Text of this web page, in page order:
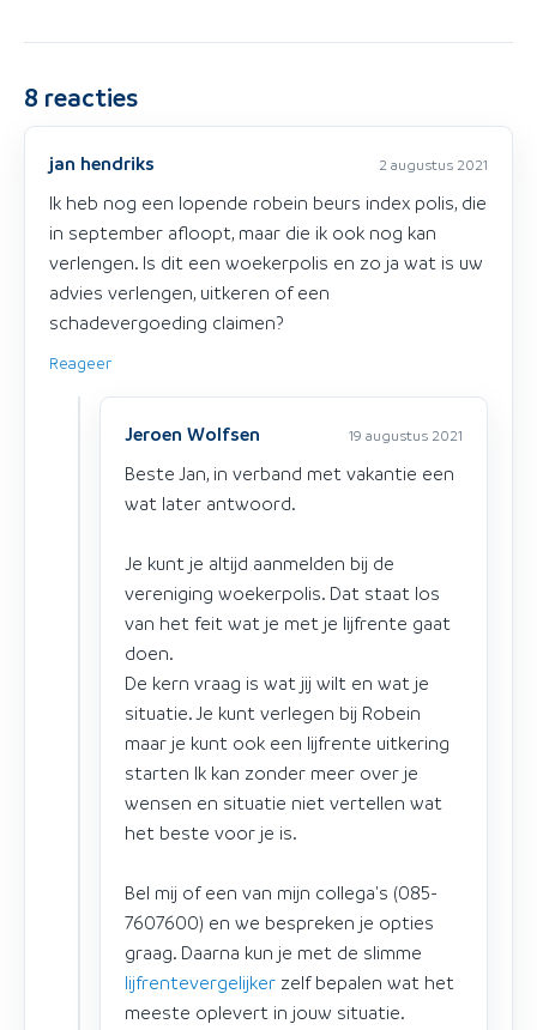
8 reacties
jan hendriks 2 augustus 2021
Ik heb nog een lopende robein beurs index polis, die
in september afloopt, maar die ik ook nog kan
verlengen. Is dit een woekerpolis en zo ja wat is uw
advies verlengen, uitkeren of een
schadevergoeding claimen?
Reageer
Jeroen Wolfsen 19 augustus 2021
Beste Jan, in verband met vakantie een
wat later antwoord.
Je kunt je altijd aanmelden bij de
vereniging woekerpolis. Dat staat los
van het feit wat je met je lijfrente gaat
doen.
De kern vraag is wat jij wilt en wat je
situatie. Je kunt verlegen bij Robein
maar je kunt ook een lijfrente uitkering
starten Ik kan zonder meer over je
wensen en situatie niet vertellen wat
het beste voor je is.
Bel mij of een van mijn collega's (085-
7607600) en we bespreken je opties
graag. Daarna kun je met de slimme
lijfrentevergelijker zelf bepalen wat het
meeste oplevert in jouw situatie.